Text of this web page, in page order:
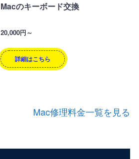
Macのキーボード交換
20,000円～
詳細はこちら
Mac修理料金一覧を見る